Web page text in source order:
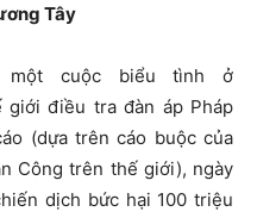
Tây
một cuộc biểu tình ở
giới điều tra đàn áp Pháp
(dựa trên cáo buộc của
Công trên thế giới), ngày
dịch bức hại 100 triệu